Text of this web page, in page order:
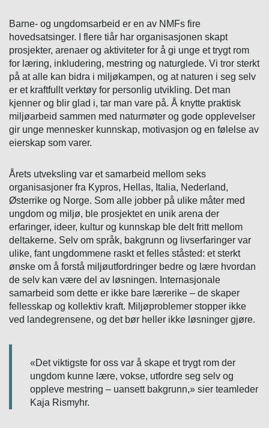
Barne- og ungdomsarbeid er en av NMFs fire
hovedsatsinger. I flere tiår har organisasjonen skapt
prosjekter, arenaer og aktiviteter for å gi unge et trygt rom
for læring, inkludering, mestring og naturglede. Vi tror sterkt
på at alle kan bidra i miljøkampen, og at naturen i seg selv
er et kraftfullt verktøy for personlig utvikling. Det man
kjenner og blir glad i, tar man vare på. Å knytte praktisk
miljøarbeid sammen med naturmøter og gode opplevelser
gir unge mennesker kunnskap, motivasjon og en følelse av
eierskap som varer.
Årets utveksling var et samarbeid mellom seks
organisasjoner fra Kypros, Hellas, Italia, Nederland,
Østerrike og Norge. Som alle jobber på ulike måter med
ungdom og miljø, ble prosjektet en unik arena der
erfaringer, ideer, kultur og kunnskap ble delt fritt mellom
deltakerne. Selv om språk, bakgrunn og livserfaringer var
ulike, fant ungdommene raskt et felles ståsted: et sterkt
ønske om å forstå miljøutfordringer bedre og lære hvordan
de selv kan være del av løsningen. Internasjonale
samarbeid som dette er ikke bare lærerike – de skaper
fellesskap og kollektiv kraft. Miljøproblemer stopper ikke
ved landegrensene, og det bør heller ikke løsninger gjøre.
«Det viktigste for oss var å skape et trygt rom der
ungdom kunne lære, vokse, utfordre seg selv og
oppleve mestring – uansett bakgrunn,» sier teamleder
Kaja Rismyhr.